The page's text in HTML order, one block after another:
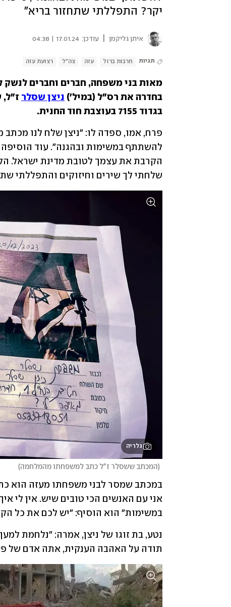
יקר? התפללתי שתחזור בריא"
איתן גליקמן עודכן: 17.01.24 | 04:38
תגיות חרבות ברזל עזה צה"ל רצועת עזה
בחדרה את רס"ל (במיל') ניצן שסלר
בגדוד 7155 בעוצבת חוד החנית.
שלחתי לך שירים וחיזוקים והתפללתי
גלריה
( המכתב ששסלר ז"ל כתב למשפחתו מהמלחמה)
במשימות" הוא הוסיף: "יש לכם את כל
תודה על האהבה הענקית, אתה אדם של